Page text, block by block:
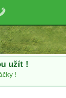
užít !
!